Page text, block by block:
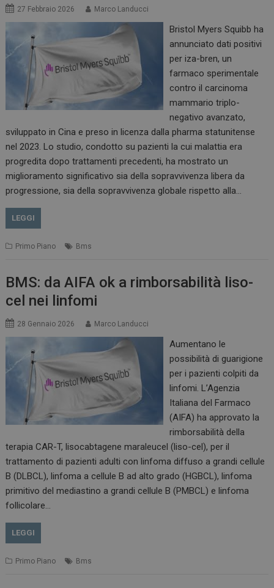
27 Febbraio 2026 Marco Landucci
Bristol Myers Squibb ha
annunciato dati positivi
per iza-bren, un
farmaco sperimentale
contro il carcinoma
mammario triplo-
negativo avanzato,
sviluppato in Cina e preso in licenza dalla pharma statunitense
nel 2023. Lo studio, condotto su pazienti la cui malattia era
progredita dopo trattamenti precedenti, ha mostrato un
miglioramento significativo sia della sopravvivenza libera da
progressione, sia della sopravvivenza globale rispetto alla…
LEGGI
Primo Piano Bms
BMS: da AIFA ok a rimborsabilità liso-
cel nei linfomi
28 Gennaio 2026 Marco Landucci
Aumentano le
possibilità di guarigione
per i pazienti colpiti da
linfomi. L’Agenzia
Italiana del Farmaco
(AIFA) ha approvato la
rimborsabilità della
terapia CAR-T, lisocabtagene maraleucel (liso-cel), per il
trattamento di pazienti adulti con linfoma diffuso a grandi cellule
B (DLBCL), linfoma a cellule B ad alto grado (HGBCL), linfoma
primitivo del mediastino a grandi cellule B (PMBCL) e linfoma
follicolare…
LEGGI
Primo Piano Bms